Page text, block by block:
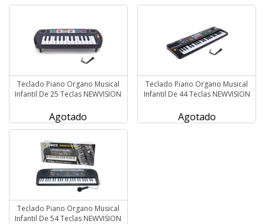
Teclado Piano Organo Musical
Infantil De 25 Teclas NEWVISION
Agotado
Teclado Piano Organo Musical
Infantil De 44 Teclas NEWVISION
Agotado
Teclado Piano Organo Musical
Infantil De 54 Teclas NEWVISION